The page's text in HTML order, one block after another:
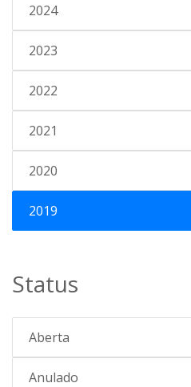
2024
2023
2022
2021
2020
2019
Status
Aberta
Anulado